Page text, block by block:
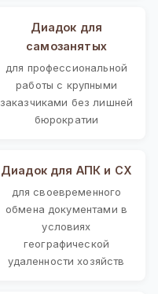
Диадок для
самозанятых
для профессиональной
работы с крупными
заказчиками без лишней
бюрократии
Диадок для АПК и СХ
для своевременного
обмена документами в
условиях
географической
удаленности хозяйств